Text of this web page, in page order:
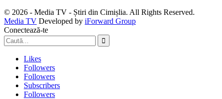
© 2026 - Media TV - Știri din Cimișlia. All Rights Reserved.
Media TV Developed by iForward Group
Conectează-te
Likes
Followers
Followers
Subscribers
Followers